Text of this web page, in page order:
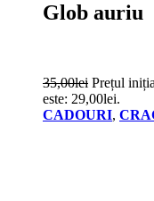
Glob auriu
35,00lei Prețul
este: 29,00lei.
CADOURI,